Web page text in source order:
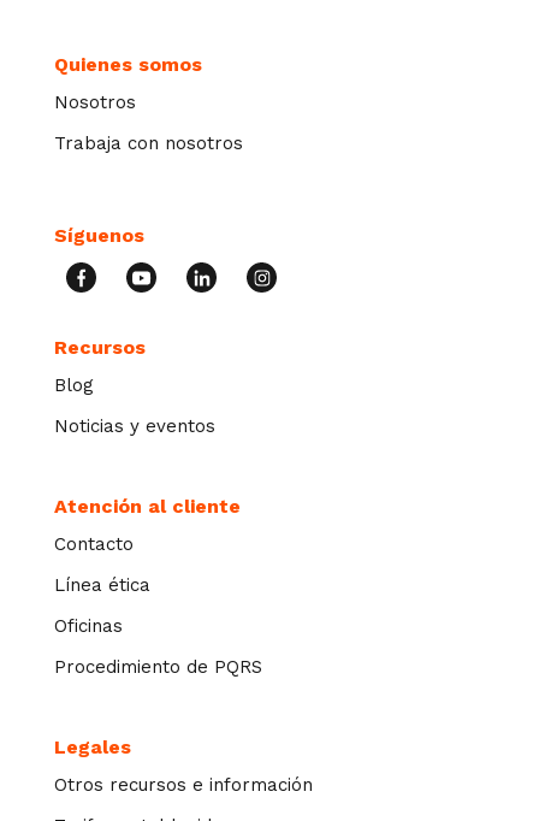
Quienes somos
Nosotros
Trabaja con nosotros
Síguenos
Recursos
Blog
Noticias y eventos
Atención al cliente
Contacto
Línea ética
Oficinas
Procedimiento de PQRS
Legales
Otros recursos e información